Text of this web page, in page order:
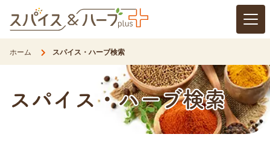
開く
ホーム スパイス・ハーブ検索
スパイス・ハーブ検索